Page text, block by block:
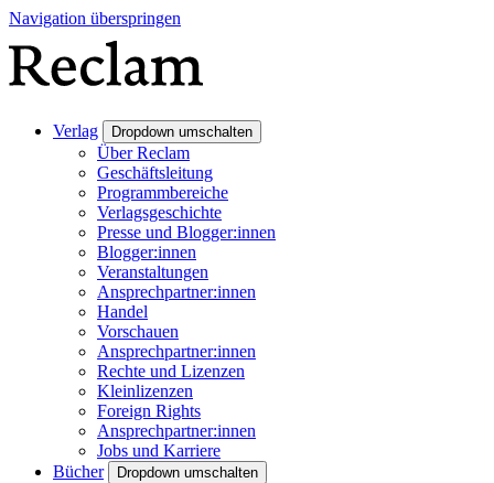
Navigation überspringen
Verlag Dropdown umschalten
Über Reclam
Geschäftsleitung
Programmbereiche
Verlagsgeschichte
Presse und Blogger:innen
Blogger:innen
Veranstaltungen
Ansprechpartner:innen
Handel
Vorschauen
Ansprechpartner:innen
Rechte und Lizenzen
Kleinlizenzen
Foreign Rights
Ansprechpartner:innen
Jobs und Karriere
Bücher
Dropdown umschalten